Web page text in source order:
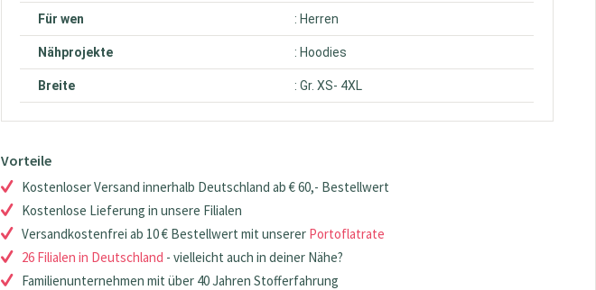
Für wen : Herren
Nähprojekte : Hoodies
Breite : Gr. XS- 4XL
Vorteile
Kostenloser Versand innerhalb Deutschland ab € 60,- Bestellwert
Kostenlose Lieferung in unsere Filialen
Versandkostenfrei ab 10 € Bestellwert mit unserer Portoflatrate
26 Filialen in Deutschland - vielleicht auch in deiner Nähe?
Familienunternehmen mit über 40 Jahren Stofferfahrung